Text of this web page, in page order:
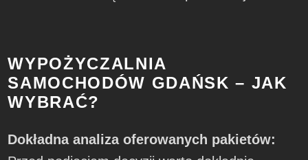
WYPOŻYCZALNIA
SAMOCHODÓW GDAŃSK – JAK
WYBRAĆ?
Dokładna analiza oferowanych pakietów: